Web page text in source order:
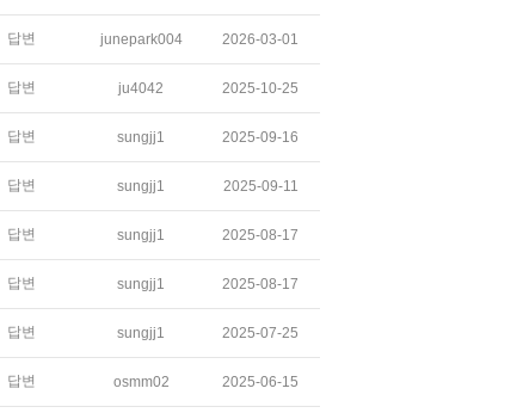
답변 junepark004 2026-03-01
답변 ju4042 2025-10-25
답변 sungjj1 2025-09-16
답변 sungjj1 2025-09-11
답변 sungjj1 2025-08-17
답변 sungjj1 2025-08-17
답변 sungjj1 2025-07-25
답변 osmm02 2025-06-15